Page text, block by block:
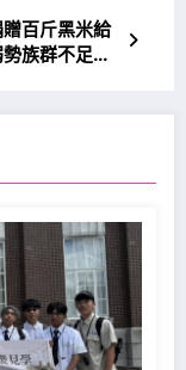
百斤黑米給
族群不足之